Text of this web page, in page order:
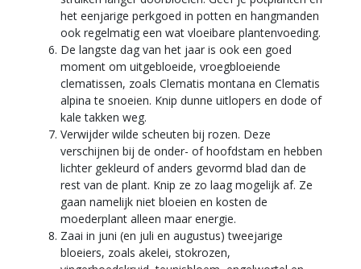
het eenjarige perkgoed in potten en hangmanden
ook regelmatig een wat vloeibare plantenvoeding.
De langste dag van het jaar is ook een goed
moment om uitgebloeide, vroegbloeiende
clematissen, zoals Clematis montana en Clematis
alpina te snoeien. Knip dunne uitlopers en dode of
kale takken weg.
Verwijder wilde scheuten bij rozen. Deze
verschijnen bij de onder- of hoofdstam en hebben
lichter gekleurd of anders gevormd blad dan de
rest van de plant. Knip ze zo laag mogelijk af. Ze
gaan namelijk niet bloeien en kosten de
moederplant alleen maar energie.
Zaai in juni (en juli en augustus) tweejarige
bloeiers, zoals akelei, stokrozen,